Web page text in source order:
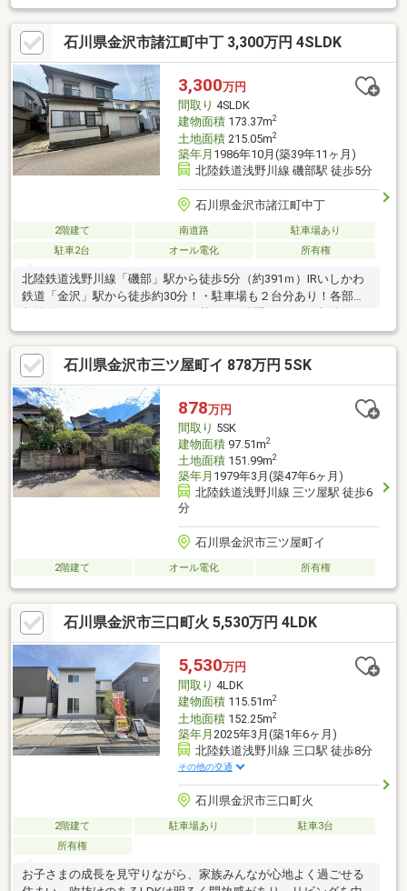
石川県金沢市諸江町中丁 3,300万円 4SLDK
3,300万円
間取り 4SLDK
建物面積173.37m2
土地面積215.05m2
築年月 1986年10月(築39年11ヶ月)
北陸鉄道浅野川線 磯部駅 徒歩5分
石川県金沢市諸江町中丁
2階建て 南道路
駐車場あり
駐車2台
オール電化 所有権
北陸鉄道浅野川線「磯部」駅から徒歩5分（約391ｍ）IRいしかわ
鉄道「金沢」駅から徒歩約30分！・駐車場も２台分あり！各部屋
ースが多いので大家族や荷物が多い方にもおすすめです。・オー
ル電化住宅。オール電化は空気も汚れず、IHキッチンでお掃除も
ラクラク！・各居室収納のほか、物置、納戸があるので衣類や趣
味のものが多い方にもおすすめです！・徒歩5分圏内にスーパー、
徒歩10分圏内にコンビニエンスストア、大型ショッピング施設が
あり生活に至便な立地です。◆2025年10月 ・ハウスクリーニン
グ、エアコンクリーニング、居間床補修、畳表替え、1階トイレ
石川県金沢市三ツ屋町イ 878万円 5SK
878万円
間取り 5SK
建物面積97.51m2
土地面積151.99m2
築年月 1979年3月(築47年6ヶ月)
北陸鉄道浅野川線 三ツ屋駅 徒歩6
分
石川県金沢市三ツ屋町イ
2階建て オール電化 所有権
石川県金沢市三口町火 5,530万円 4LDK
5,530万円
間取り 4LDK
建物面積115.51m2
土地面積152.25m2
築年月 2025年3月(築1年6ヶ月)
北陸鉄道浅野川線 三口駅 徒歩8分
その他の交通
石川県金沢市三口町火
2階建て 駐車場あり
駐車3台
所有権
お子さまの成長を見守りながら、家族みんなが心地よく過ごせる